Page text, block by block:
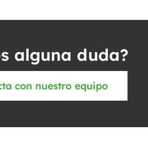
alguna duda?
con nuestro equipo